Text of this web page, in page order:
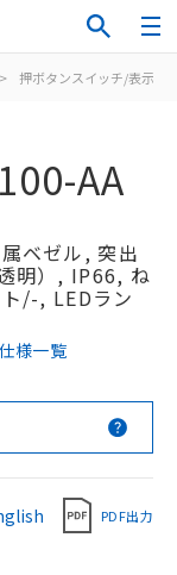
> 押ボタンスイッチ/表示灯
AA
ベゼル, 突出
明）, IP66, ね
/-, LEDラン
様一覧
PDF出力